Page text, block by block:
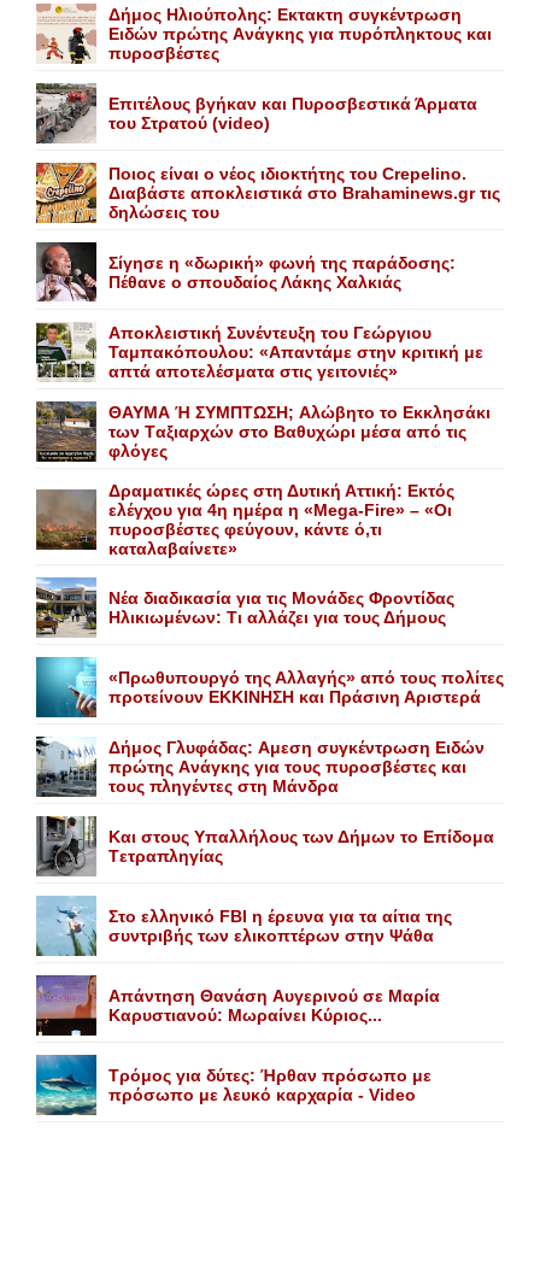
Δήμος Ηλιούπολης: Eκτακτη συγκέντρωση
Eιδών πρώτης Aνάγκης για πυρόπληκτους και
πυροσβέστες
Επιτέλους βγήκαν και Πυροσβεστικά Άρματα
του Στρατού (video)
Ποιος είναι ο νέος ιδιοκτήτης του Crepelino.
Διαβάστε αποκλειστικά στο Brahaminews.gr τις
δηλώσεις του
Σίγησε η «δωρική» φωνή της παράδοσης:
Πέθανε o σπουδαίος Λάκης Xαλκιάς
Αποκλειστική Συνέντευξη του Γεώργιου
Ταμπακόπουλου: «Απαντάμε στην κριτική με
απτά αποτελέσματα στις γειτονιές»
ΘΑΥΜΑ Ή ΣΥΜΠΤΩΣΗ; Aλώβητο το Eκκλησάκι
των Tαξιαρχών στο Bαθυχώρι μέσα από τις
φλόγες
Δραματικές ώρες στη Δυτική Αττική: Εκτός
ελέγχου για 4η ημέρα η «Mega-Fire» – «Οι
πυροσβέστες φεύγουν, κάντε ό,τι
καταλαβαίνετε»
Nέα διαδικασία για τις Mονάδες Φροντίδας
Hλικιωμένων: Tι αλλάζει για τους Δήμους
«Πρωθυπουργό της Αλλαγής» από τους πολίτες
προτείνουν EKKINHΣΗ και Πράσινη Αριστερά
Δήμος Γλυφάδας: Aμεση συγκέντρωση Eιδών
πρώτης Aνάγκης για τους πυροσβέστες και
τους πληγέντες στη Mάνδρα
Kαι στους Yπαλλήλους των Δήμων το Eπίδομα
Tετραπληγίας
Στο ελληνικό FBI η έρευνα για τα αίτια της
συντριβής των ελικοπτέρων στην Ψάθα
Aπάντηση Θανάση Aυγερινού σε Mαρία
Kαρυστιανού: Mωραίνει Kύριος...
Τρόμος για δύτες: Ήρθαν πρόσωπο με
πρόσωπο με λευκό καρχαρία - Video